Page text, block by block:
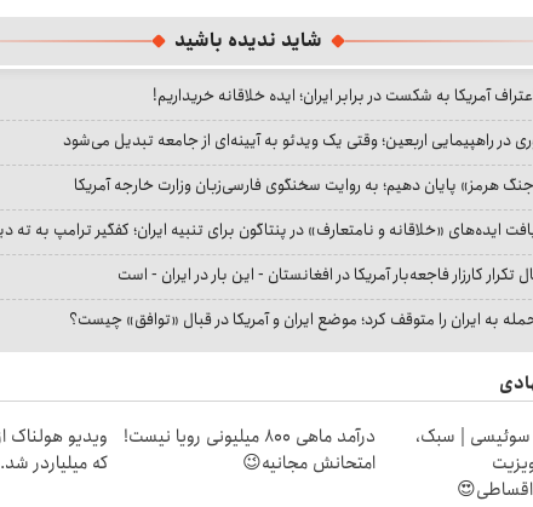
شاید ندیده باشید
آمریکا به شکست در برابر ایران؛ ایده خلاقانه خریداریم!
در راهپیمایی اربعین؛ وقتی یک ویدئو به آیینه‌ای از جامعه تبدیل می‌شود
هرمز» پایان دهیم؛ به روایت سخنگوی فارسی‌زبان وزارت خارجه آمریکا
ایده‌های «خلاقانه و نامتعارف» در پنتاگون برای تنبیه ایران؛ کفگیر ترامپ به ته
تکرار کارزار فاجعه‌بار آمریکا در افغانستان - این بار در ایران - است
به ایران را متوقف کرد؛ موضع ایران و آمریکا در قبال «توافق» چیست؟
| سبک،
اقساطی😍
درآمد ماهی 800 میلیونی رویا نیست!
امتحانش مجانیه😉
ویدیو هولناک
که میلیاردر